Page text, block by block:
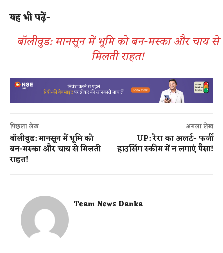
यह भी पढ़ें-
बॉलीवुड: मानसून में भूमि को बन-मस्का और चाय से
मिलती राहत!
पिछला लेख
बॉलीवुड: मानसून में भूमि को
बन-मस्का और चाय से मिलती
राहत!
अगला लेख
UP: रेरा का अलर्ट- फर्जी
हाउसिंग स्कीम में न लगाएं पैसा!
Team News Danka